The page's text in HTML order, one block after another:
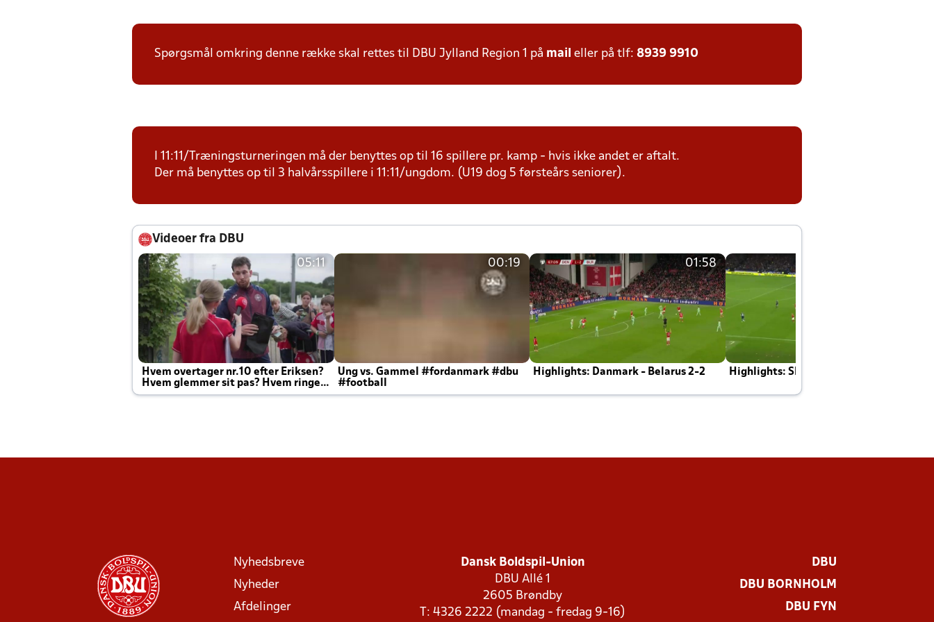
Spørgsmål omkring denne række skal rettes til DBU Jylland Region 1 på mail eller på tlf: 8939 9910
I 11:11/Træningsturneringen må der benyttes op til 16 spillere pr. kamp - hvis ikke andet er aftalt.
Der må benyttes op til 3 halvårsspillere i 11:11/ungdom. (U19 dog 5 førsteårs seniorer).
Videoer fra DBU
05:11
Hvem overtager nr.10 efter Eriksen?
Hvem glemmer sit pas? Hvem ringer
Joachim altid til efter kampe?
00:19
Ung vs. Gammel #fordanmark #dbu
#football
01:58
Highlights: Danmark - Belarus 2-2 Highlights: Skotland - Danmark 4-2
Nyhedsbreve
Nyheder
Afdelinger
Dansk Boldspil-Union
DBU Allé 1
2605 Brøndby
T: 4326 2222 (mandag - fredag 9-16)
DBU
DBU BORNHOLM
DBU FYN